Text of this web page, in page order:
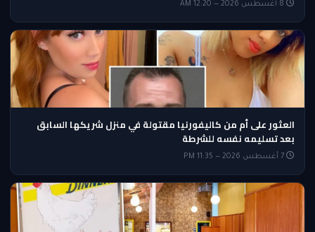
العثور على أم من كاليفورنيا مقتولة في منزل شريكها السابق
بعد تسليمه نفسه للشرطة